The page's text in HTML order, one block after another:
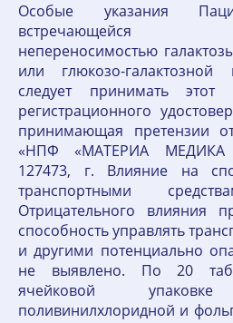
Особые указания
встречающейся
непереносимостью
или глюкозо-
следует принимать этот
регистрационного
принимающая претензии
«НПФ «МАТЕРИА МЕДИКА
127473, г. Влияние на
транспортными
Отрицательного влияния
способность управлять
и другими потенциально
не выявлено. По 20
ячейковой
поливинилхлоридной и